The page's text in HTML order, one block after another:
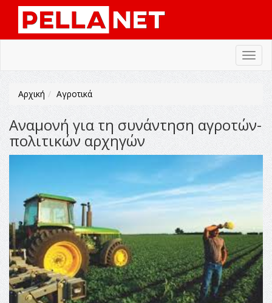
Αρχική Αγροτικά
Αναμονή για τη συνάντηση αγροτών-
πολιτικών αρχηγών